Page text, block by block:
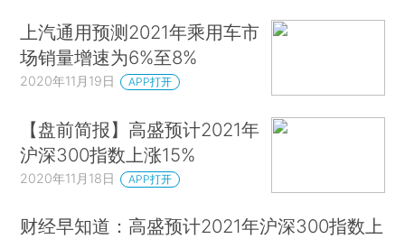
上汽通用预测2021年乘用车市
场销量增速为6%至8%
2020年11月19日 APP打开
【盘前简报】高盛预计2021年
沪深300指数上涨15%
2020年11月18日 APP打开
财经早知道：高盛预计2021年沪深300指数上